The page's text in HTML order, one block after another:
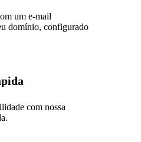
um e-mail
domínio, configurado
com nossa